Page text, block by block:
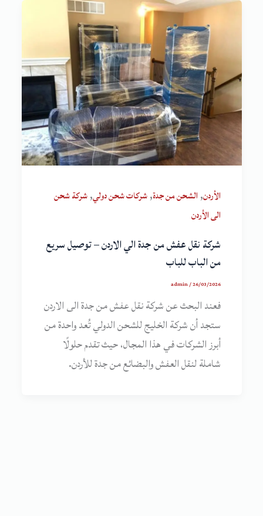
الأردن, الشحن من جدة,شركات شحن دولي,شركة شحن
الى الأردن
شركة نقل عفش من جدة الي الاردن – توصيل سريع
من الباب للباب
admin/26/03/2026
فعند البحث عن شركة نقل عفش من جدة الى الاردن
ستجد أن شركة الخليج للشحن الدولي تُعد واحدة من
أبرز الشركات في هذا المجال، حيث تقدم حلولًا
شاملة لنقل العفش والبضائع من جدة للأردن.